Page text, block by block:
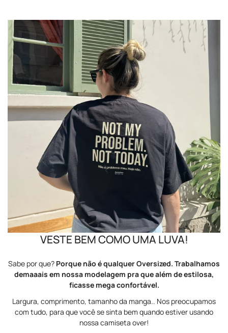
VESTE BEM COMO UMA LUVA!
Sabe por que? Porque não é qualquer Oversized. Trabalhamos
demaaais em nossa modelagem pra que além de estilosa,
ficasse mega confortável.
Largura, comprimento, tamanho da manga.. Nos preocupamos
com tudo, para que você se sinta bem quando estiver usando
nossa camiseta over!
Confirm your age
Are you 18 years old or older?
NO, I'M NOT YES, I AM